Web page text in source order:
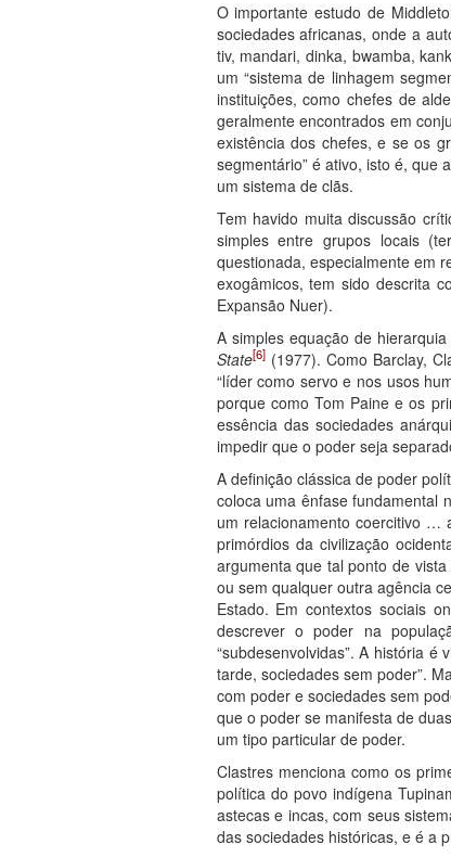
O importante estudo de
sociedades africanas, onde a
tiv, mandari, dinka, bwamba,
um “sistema de linhagem
instituições, como chefes de
geralmente encontrados em
existência dos chefes, e se os
segmentário” é ativo, isto é, que
um sistema de clãs.
Tem havido muita discussão
simples entre grupos locais
questionada, especialmente em
exogâmicos, tem sido descrita
Expansão Nuer).
A simples equação de
State[6](1977). Como Barclay,
“líder como servo e nos usos
porque como Tom Paine e os
essência das sociedades
impedir que o poder seja
A definição clássica de poder
coloca uma ênfase fundamental
um relacionamento coercitivo …
primórdios da civilização
argumenta que tal ponto de
ou sem qualquer outra agência
Estado. Em contextos sociais
descrever o poder na
“subdesenvolvidas”. A história
tarde, sociedades sem poder”.
com poder e sociedades sem
que o poder se manifesta de
um tipo particular de poder.
Clastres menciona como os
política do povo indígena
astecas e incas, com seus
das sociedades históricas, e é a